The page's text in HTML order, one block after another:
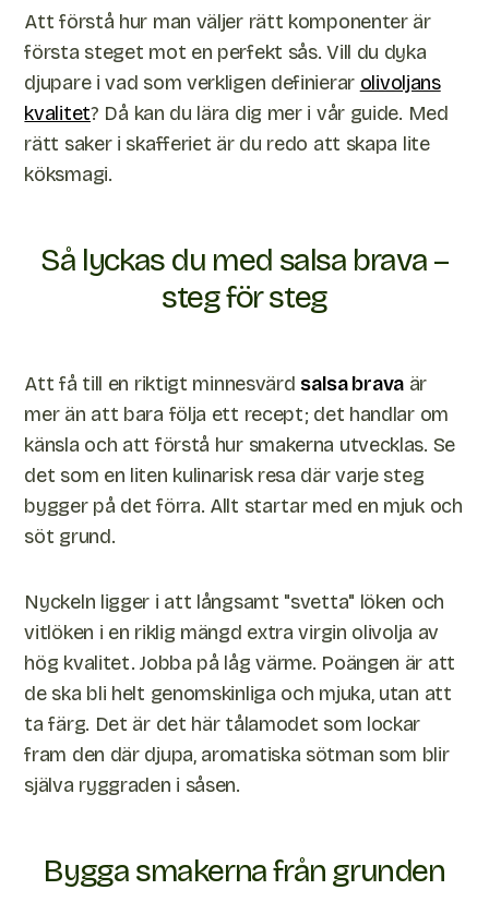
Att förstå hur man väljer rätt komponenter är
första steget mot en perfekt sås. Vill du dyka
djupare i vad som verkligen definierar olivoljans
kvalitet? Då kan du lära dig mer i vår guide. Med
rätt saker i skafferiet är du redo att skapa lite
köksmagi.
Så lyckas du med salsa brava –
steg för steg
Att få till en riktigt minnesvärd salsa bravaär
mer än att bara följa ett recept; det handlar om
känsla och att förstå hur smakerna utvecklas. Se
det som en liten kulinarisk resa där varje steg
bygger på det förra. Allt startar med en mjuk och
söt grund.
Nyckeln ligger i att långsamt "svetta" löken och
vitlöken i en riklig mängd extra virgin olivolja av
hög kvalitet. Jobba på låg värme. Poängen är att
de ska bli helt genomskinliga och mjuka, utan att
ta färg. Det är det här tålamodet som lockar
fram den där djupa, aromatiska sötman som blir
själva ryggraden i såsen.
Bygga smakerna från grunden